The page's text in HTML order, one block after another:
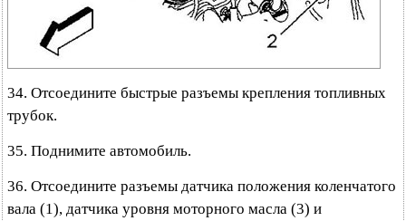
34. Отсоедините быстрые разъемы крепления топливных
трубок.
35. Поднимите автомобиль.
36. Отсоедините разъемы датчика положения коленчатого
вала (1), датчика уровня моторного масла (3) и